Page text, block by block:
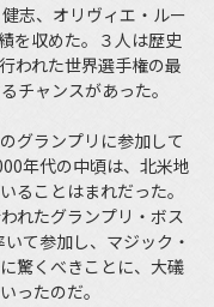
志、オリヴィエ・ルー
を収めた。３人は歴史
われた世界選手権の最
チャンスがあった。
グランプリに参加して
年代の中頃は、北米地
ることはまれだった。
れたグランプリ・ボス
て参加し、マジック・
驚くべきことに、大礒
ったのだ。